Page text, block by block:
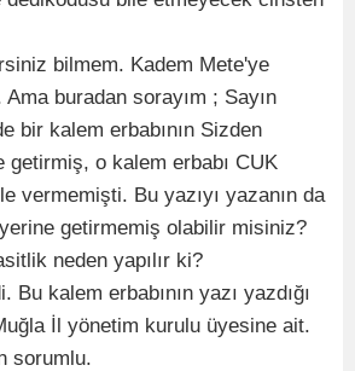
bilmem. Kadem Mete'ye
buradan sorayım ; Sayın
bir kalem erbabının Sizden
getirmiş, o kalem erbabı CUK
vermemişti. Bu yazıyı yazanın da
getirmemiş olabilir misiniz?
neden yapılır ki?
Bu kalem erbabının yazı yazdığı
İl yönetim kurulu üyesine ait.
sorumlu.